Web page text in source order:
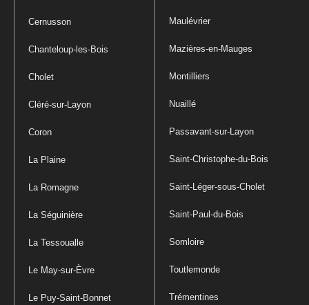
Cernusson
Chanteloup-les-Bois
Cholet
Cléré-sur-Layon
Coron
La Plaine
La Romagne
La Séguinière
La Tessoualle
Le May-sur-Èvre
Le Puy-Saint-Bonnet
Maulévrier
Mazières-en-Mauges
Montilliers
Nuaillé
Passavant-sur-Layon
Saint-Christophe-du-Bois
Saint-Léger-sous-Cholet
Saint-Paul-du-Bois
Somloire
Toutlemonde
Trémentines